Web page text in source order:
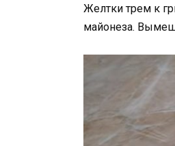
Желтки трем к
майонеза.